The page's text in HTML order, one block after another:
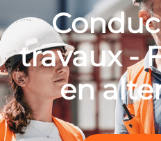
travaux -
en